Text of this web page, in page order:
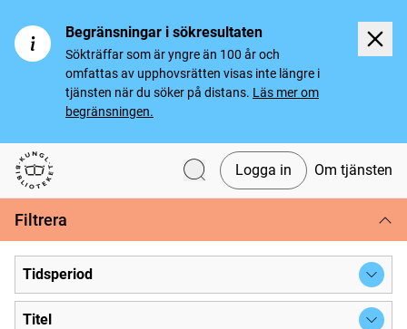
Begränsningar i sökresultaten
Sökträffar som är yngre än 100 år och
omfattas av upphovsrätten visas inte längre i
tjänsten när du söker på distans. Läs mer om
begränsningen.
Svenska tidningar
Logga in Om tjänsten
Filtrera
Tidsperiod
Titel